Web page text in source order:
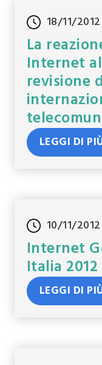
18/11/2012
La
Internet
revisione
LEGGI DI
10/11/2012
Internet
Italia 2012
LEGGI DI